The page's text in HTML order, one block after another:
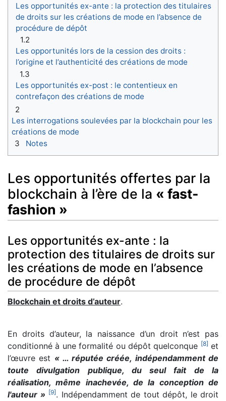
Les opportunités ex-ante : la protection des titulaires
de droits sur les créations de mode en l’absence de
procédure de dépôt
1.2
Les opportunités lors de la cession des droits :
l’origine et l’authenticité des créations de mode
1.3
Les opportunités ex-post : le contentieux en
contrefaçon des créations de mode
2
Les interrogations soulevées par la blockchain pour les
créations de mode
3
Notes
Les opportunités offertes par la
blockchain à l’ère de la « fast-
fashion »
Les opportunités ex-ante : la
protection des titulaires de droits sur
les créations de mode en l’absence
de procédure de dépôt
Blockchain et droits d’auteur.
En droits d’auteur, la naissance d’un droit n’est pas
conditionné à une formalité ou dépôt quelconque [8] et
l’œuvre est « … réputée créée, indépendamment de
toute divulgation publique, du seul fait de la
réalisation, même inachevée, de la conception de
l'auteur » [9]. Indépendamment de tout dépôt, le droit